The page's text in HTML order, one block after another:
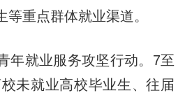
重点群体就业渠道。
就业服务攻坚行动。7至
未就业高校毕业生、往届